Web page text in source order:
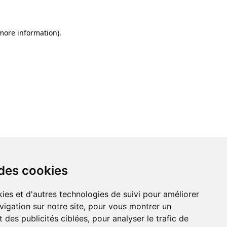
cookies
et d'autres technologies de suivi pour améliorer
sur notre site, pour vous montrer un
des publicités ciblées, pour analyser le trafic de
information).